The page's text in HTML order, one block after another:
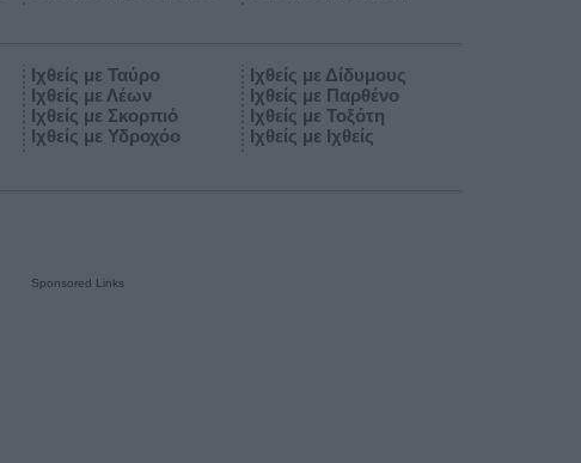
Ιχθείς με Ταύρο
Ιχθείς με Λέων
Ιχθείς με Σκορπιό
Ιχθείς με Υδροχόο
Ιχθείς με Δίδυμους
Ιχθείς με Παρθένο
Ιχθείς με Τοξότη
Ιχθείς με Ιχθείς
Sponsored Links